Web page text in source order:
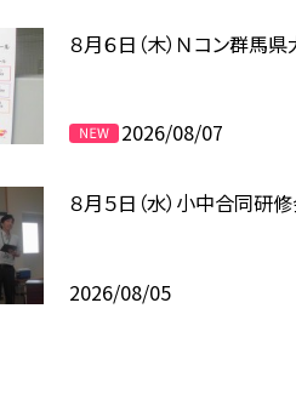
８月６日（木）Ｎコン群馬
2026/08/07
８月５日（水）小中合同研
2026/08/05